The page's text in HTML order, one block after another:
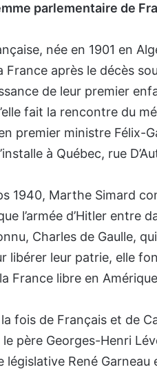
parlementaire de
née en 1901 en
France après le décès
de leur premier
fait la rencontre du
premier ministre Félix-
à Québec, rue
1940, Marthe Simard
l’armée d’Hitler entre
Charles de Gaulle,
libérer leur patrie, elle
France libre en
fois de Français et de
père Georges-Henri
législative René